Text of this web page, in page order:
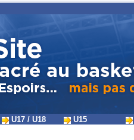
U17 / U18 U15